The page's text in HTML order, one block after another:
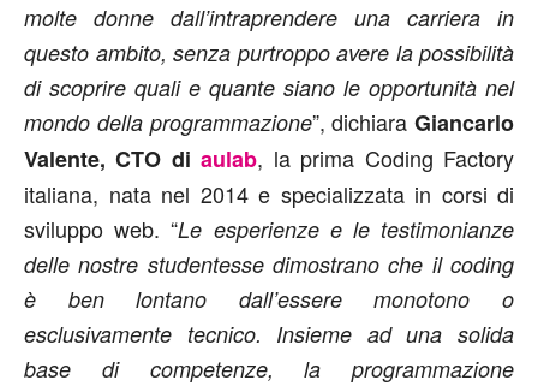
molte donne dall’intraprendere una carriera in
questo ambito, senza purtroppo avere la possibilità
di scoprire quali e quante siano le opportunità nel
mondo della programmazione”, dichiara Giancarlo
Valente, CTO diaulab, la prima Coding Factory
italiana, nata nel 2014 e specializzata in corsi di
sviluppo web. “Le esperienze e le testimonianze
delle nostre studentesse dimostrano che il coding
è ben lontano dall’essere monotono o
esclusivamente tecnico. Insieme ad una solida
base di competenze, la programmazione